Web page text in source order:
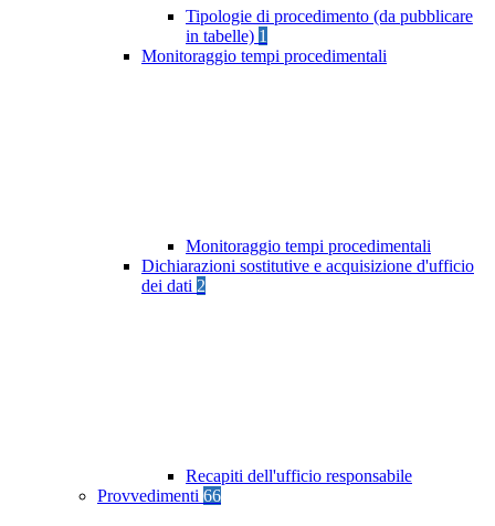
Tipologie di procedimento (da pubblicare
in tabelle) 1
Monitoraggio tempi procedimentali
Monitoraggio tempi procedimentali
Dichiarazioni sostitutive e acquisizione d'ufficio
dei dati 2
Recapiti dell'ufficio responsabile
Provvedimenti 66